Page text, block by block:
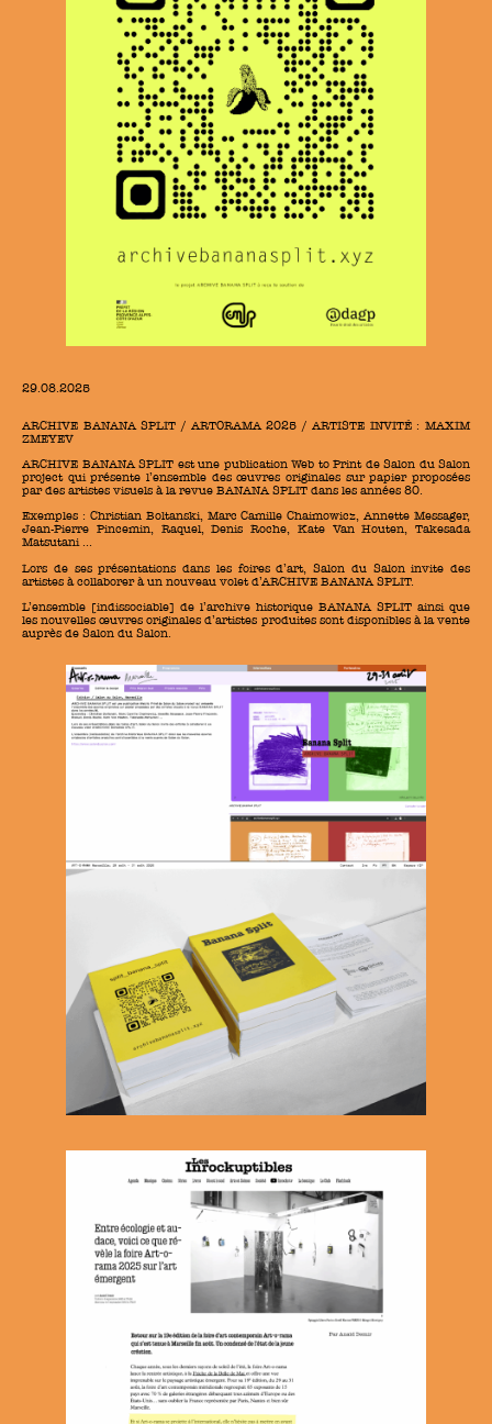
29.08.2025
ARCHIVE BANANA SPLIT / ARTORAMA 2025 / ARTISTE INVITÉ : MAXIM
ZMEYEV
ARCHIVE BANANA SPLIT est une publication Web to Print de Salon du Salon
project qui présente l’ensemble des œuvres originales sur papier proposées
par des artistes visuels à la revue BANANA SPLIT dans les années 80.
Exemples : Christian Boltanski, Marc Camille Chaimowicz, Annette Messager,
Jean-Pierre Pincemin, Raquel, Denis Roche, Kate Van Houten, Takesada
Matsutani …
Lors de ses présentations dans les foires d’art, Salon du Salon invite des
artistes à collaborer à un nouveau volet d’ARCHIVE BANANA SPLIT.
L’ensemble [indissociable] de l’archive historique BANANA SPLIT ainsi que
les nouvelles œuvres originales d’artistes produites sont disponibles à la vente
auprès de Salon du Salon.